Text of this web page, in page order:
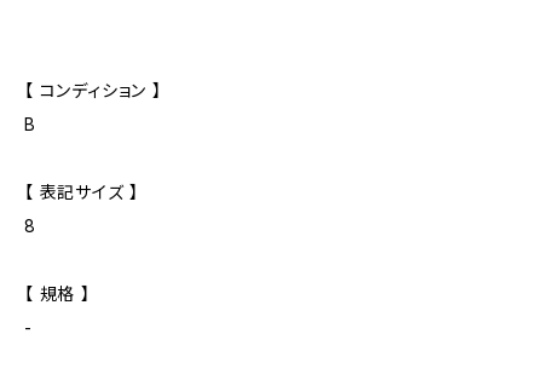
【 コンディション 】
B
【 表記サイズ 】
8
【 規格 】
-